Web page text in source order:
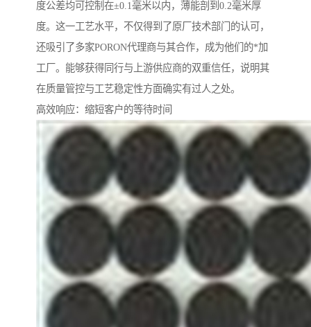
度公差均可控制在±0.1毫米以内，薄能剖到0.2毫米厚
度。这一工艺水平，不仅得到了原厂技术部门的认可，
还吸引了多家PORON代理商与其合作，成为他们的*加
工厂。能够获得同行与上游供应商的双重信任，说明其
在质量管控与工艺稳定性方面确实有过人之处。
高效响应：缩短客户的等待时间